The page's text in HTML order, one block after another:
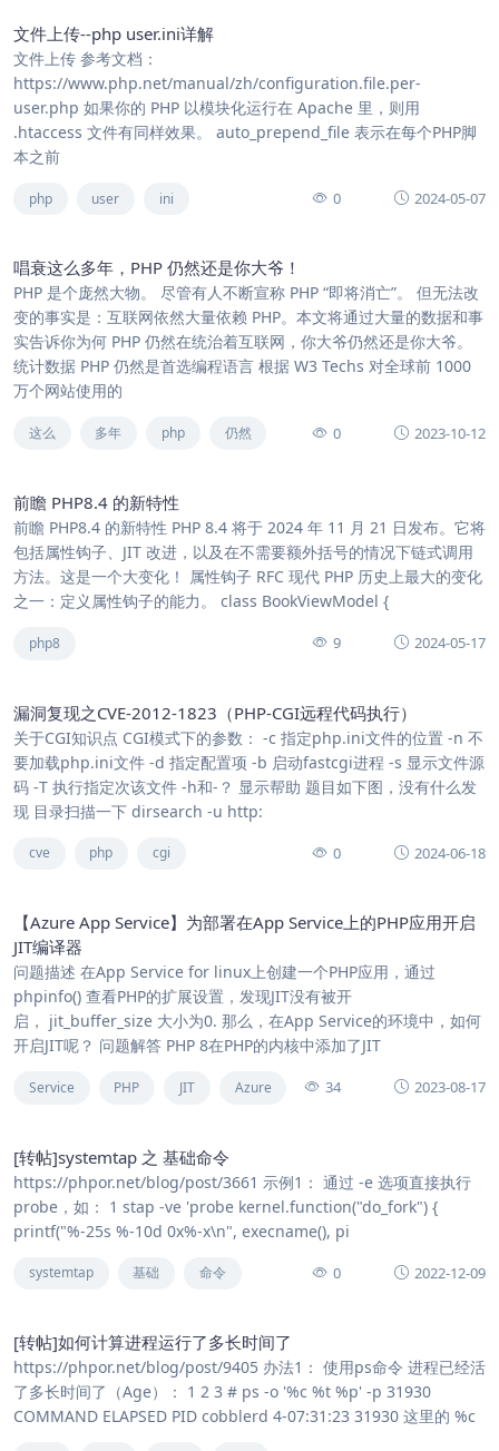
文件上传--php user.ini详解
文件上传 参考文档：
https://www.php.net/manual/zh/configuration.file.per-
user.php 如果你的 PHP 以模块化运行在 Apache 里，则用
.htaccess 文件有同样效果。 auto_prepend_file 表示在每个PHP脚
本之前
php user ini 0 2024-05-07
唱衰这么多年，PHP 仍然还是你大爷！
PHP 是个庞然大物。 尽管有人不断宣称 PHP “即将消亡”。 但无法改
变的事实是：互联网依然大量依赖 PHP。本文将通过大量的数据和事
实告诉你为何 PHP 仍然在统治着互联网，你大爷仍然还是你大爷。
统计数据 PHP 仍然是首选编程语言 根据 W3 Techs 对全球前 1000
万个网站使用的
这么 多年 php 仍然 0 2023-10-12
前瞻 PHP8.4 的新特性
前瞻 PHP8.4 的新特性 PHP 8.4 将于 2024 年 11 月 21 日发布。它将
包括属性钩子、JIT 改进，以及在不需要额外括号的情况下链式调用
方法。这是一个大变化！ 属性钩子 RFC 现代 PHP 历史上最大的变化
之一：定义属性钩子的能力。 class BookViewModel {
php8 9 2024-05-17
漏洞复现之CVE-2012-1823（PHP-CGI远程代码执行）
关于CGI知识点 CGI模式下的参数： -c 指定php.ini文件的位置 -n 不
要加载php.ini文件 -d 指定配置项 -b 启动fastcgi进程 -s 显示文件源
码 -T 执行指定次该文件 -h和-？ 显示帮助 题目如下图，没有什么发
现 目录扫描一下 dirsearch -u http:
cve php cgi 0 2024-06-18
【Azure App Service】为部署在App Service上的PHP应用开启
JIT编译器
问题描述 在App Service for linux上创建一个PHP应用，通过
phpinfo() 查看PHP的扩展设置，发现JIT没有被开
启， jit_buffer_size 大小为0. 那么，在App Service的环境中，如何
开启JIT呢？ 问题解答 PHP 8在PHP的内核中添加了JIT
Service PHP JIT Azure 34 2023-08-17
[转帖]systemtap 之 基础命令
https://phpor.net/blog/post/3661 示例1： 通过 -e 选项直接执行
probe，如： 1 stap -ve 'probe kernel.function("do_fork") {
printf("%-25s %-10d 0x%-x\n", execname(), pi
systemtap 基础 命令 0 2022-12-09
[转帖]如何计算进程运行了多长时间了
https://phpor.net/blog/post/9405 办法1： 使用ps命令 进程已经活
了多长时间了（Age）： 1 2 3 # ps -o '%c %t %p' -p 31930
COMMAND ELAPSED PID cobblerd 4-07:31:23 31930 这里的 %c